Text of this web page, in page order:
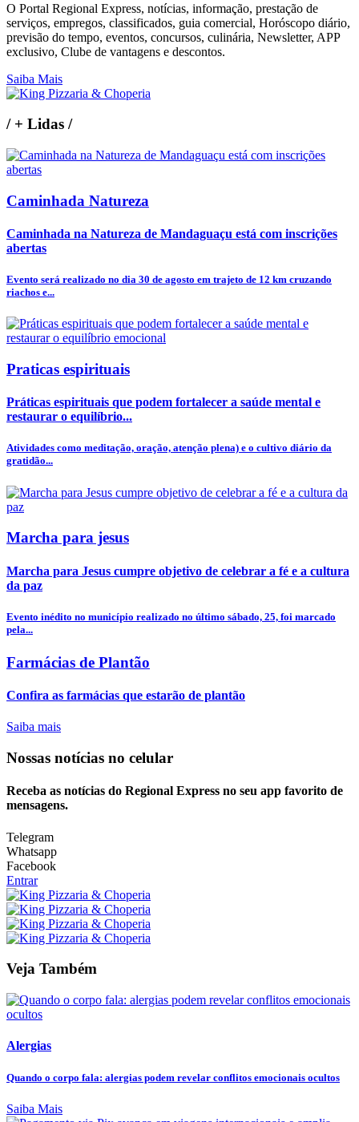
O Portal Regional Express, notícias, informação, prestação de
serviços, empregos, classificados, guia comercial, Horóscopo diário,
previsão do tempo, eventos, concursos, culinária, Newsletter, APP
exclusivo, Clube de vantagens e descontos.
Saiba Mais
/+ Lidas /
Caminhada Natureza
Caminhada na Natureza de Mandaguaçu está com inscrições
abertas
Evento será realizado no dia 30 de agosto em trajeto de 12 km cruzando
riachos e...
Praticas espirituais
Práticas espirituais que podem fortalecer a saúde mental e
restaurar o equilíbrio...
Atividades como meditação, oração, atenção plena) e o cultivo diário da
gratidão...
Marcha para jesus
Marcha para Jesus cumpre objetivo de celebrar a fé e a cultura
da paz
Evento inédito no município realizado no último sábado, 25, foi marcado
pela...
Farmácias de Plantão
Confira as farmácias que estarão de plantão
Saiba mais
Nossas notícias no celular
Receba as notícias do Regional Express no seu app favorito de
mensagens.
Telegram
Whatsapp
Facebook
Entrar
Veja Também
Alergias
Quando o corpo fala: alergias podem revelar conflitos emocionais ocultos
Saiba Mais